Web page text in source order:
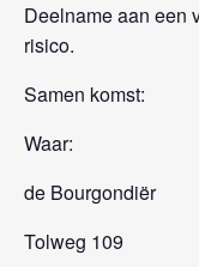
Deelname aan een
risico.
Samen komst:
Waar:
de Bourgondiër
Tolweg 109